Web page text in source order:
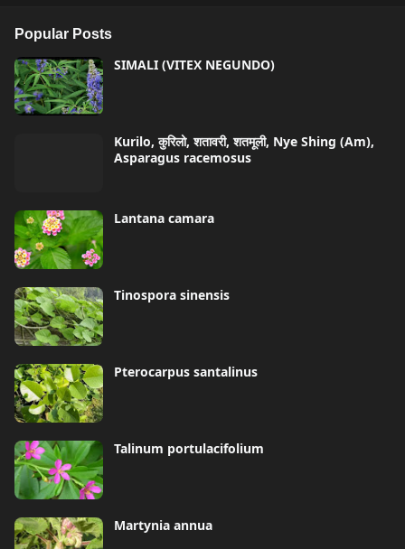
Popular Posts
SIMALI (VITEX NEGUNDO)
Kurilo, कुरिलो, शतावरी, शतमूली, Nye Shing (Am),
Asparagus racemosus
Lantana camara
Tinospora sinensis
Pterocarpus santalinus
Talinum portulacifolium
Martynia annua